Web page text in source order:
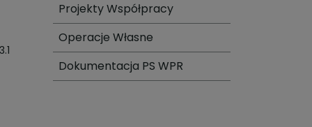
Projekty Współpracy
Operacje Własne
Dokumentacja PS WPR